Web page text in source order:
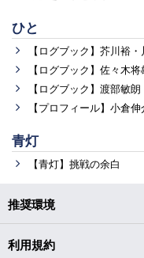
ひと
【ログブック】芥川裕
【ログブック】佐々木
【ログブック】渡部敏
【プロフィール】小倉
青灯
【青灯】挑戦の余白
推奨環境
利用規約